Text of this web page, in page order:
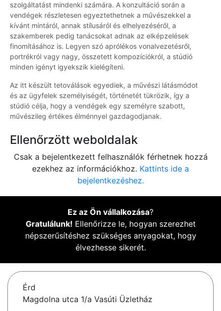
szolgáltatást mindenki számára. A konzultáció során a
vendégek részletesen egyeztethetnek a művészekkel a
kívánt mintáról, annak stílusáról és elhelyezéséről, a
szakemberek pedig tanácsokat adnak az elképzelések
finomításához is. Legyen szó aprólékos vonalvezetésről,
portrékról vagy nagy, összetett kompozíciókról, a stúdió
minden igényt igyekszik kielégíteni.
Az itt készült tetoválások egyediek, a művészi látásmódot
és az ügyfelek személyiségét, történetét tükrözik, így a
stúdió célja, hogy a vendégek egy személyre szabott,
művészileg értékes élménnyel gazdagodjanak.
Ellenőrzött weboldalak
Csak a bejelentkezett felhasználók férhetnek hozzá
ezekhez az információkhoz. Kattints ide a
bejelentkezéshez.
Ez az Ön vállalkozása?
Gratulálunk! Ellenőrizze le, hogyan szerezhet
népszerűsítéshez szükséges anyagokat, hogy
élvezhesse sikerét.
Érd
Magdolna utca 1/a Vasúti Üzletház